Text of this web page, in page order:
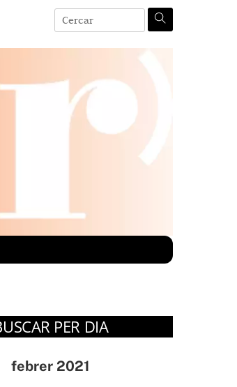
PER DIA
febrer 2021